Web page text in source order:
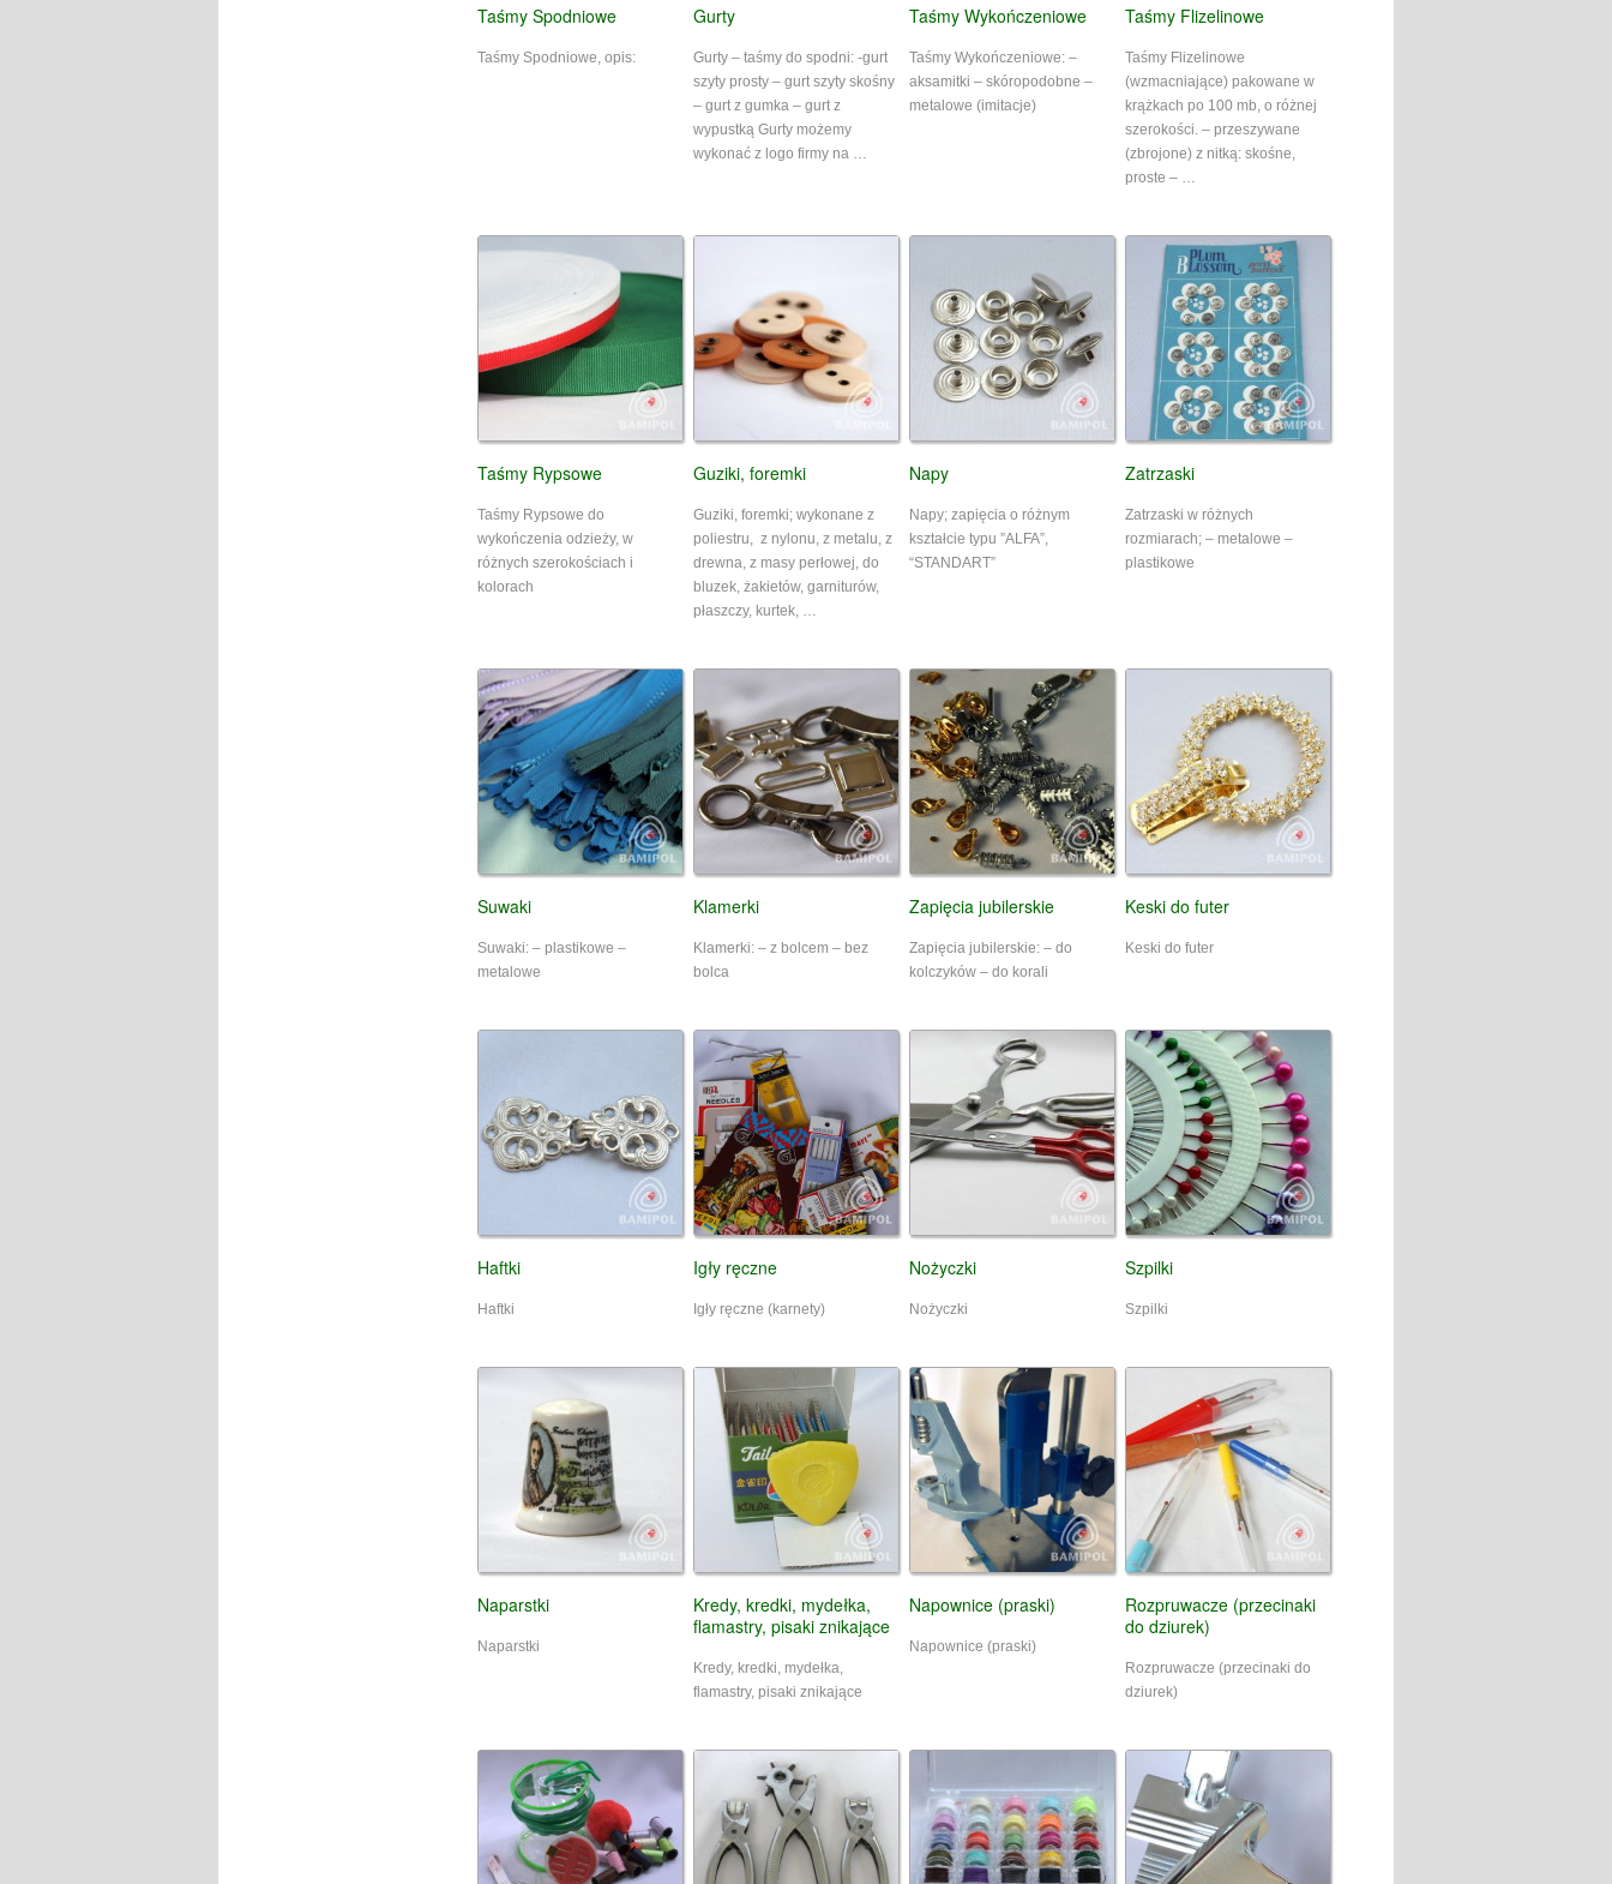
Taśmy Spodniowe
Taśmy Spodniowe, opis:
Gurty
Gurty – taśmy do spodni: -gurt
szyty prosty – gurt szyty skośny
– gurt z gumka – gurt z
wypustką Gurty możemy
wykonać z logo firmy na …
Taśmy Wykończeniowe
Taśmy Wykończeniowe: –
aksamitki – skóropodobne –
metalowe (imitacje)
Taśmy Flizelinowe
Taśmy Flizelinowe
(wzmacniające) pakowane w
krążkach po 100 mb, o różnej
szerokości. – przeszywane
(zbrojone) z nitką: skośne,
proste – …
Taśmy Rypsowe
Taśmy Rypsowe do
wykończenia odzieży, w
różnych szerokościach i
kolorach
Guziki, foremki
Guziki, foremki; wykonane z
poliestru, z nylonu, z metalu, z
drewna, z masy perłowej, do
bluzek, żakietów, garniturów,
płaszczy, kurtek, …
Napy
Napy; zapięcia o różnym
kształcie typu ”ALFA”,
“STANDART”
Zatrzaski
Zatrzaski w różnych
rozmiarach; – metalowe –
plastikowe
Suwaki
Suwaki: – plastikowe –
metalowe
Klamerki
Klamerki: – z bolcem – bez
bolca
Zapięcia jubilerskie
Zapięcia jubilerskie: – do
kolczyków – do korali
Keski do futer
Keski do futer
Haftki
Haftki
Igły ręczne
Igły ręczne (karnety)
Nożyczki
Nożyczki
Szpilki
Szpilki
Naparstki
Naparstki
Kredy, kredki, mydełka,
flamastry, pisaki znikające
Kredy, kredki, mydełka,
flamastry, pisaki znikające
Napownice (praski)
Napownice (praski)
Rozpruwacze (przecinaki
do dziurek)
Rozpruwacze (przecinaki do
dziurek)